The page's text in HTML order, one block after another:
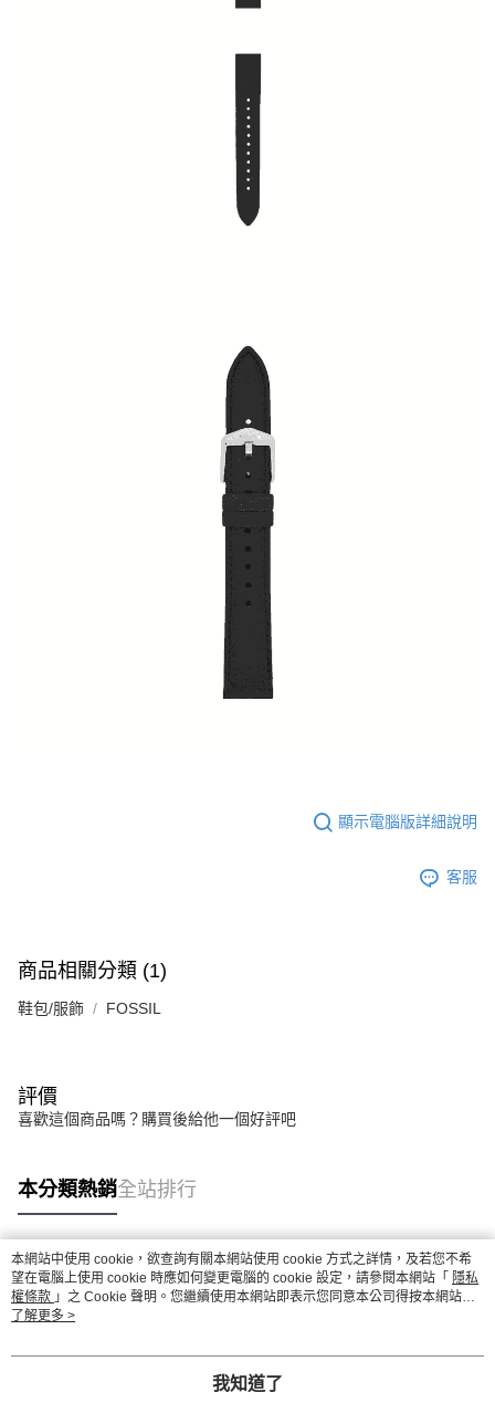
顯示電腦版詳細說明
客服
商品相關分類 (1)
鞋包/服飾 FOSSIL
評價
喜歡這個商品嗎？購買後給他一個好評吧
本分類熱銷全站排行
熱門標籤
本網站中使用 cookie，欲查詢有關本網站使用 cookie 方式之詳情，及若您不希
望在電腦上使用 cookie 時應如何變更電腦的 cookie 設定，請參閱本網站「 隱私
權條款 」之 Cookie 聲明。您繼續使用本網站即表示您同意本公司得按本網站使
用條款之 Cookie 聲明使用 cookie。
了解更多 >
我知道了